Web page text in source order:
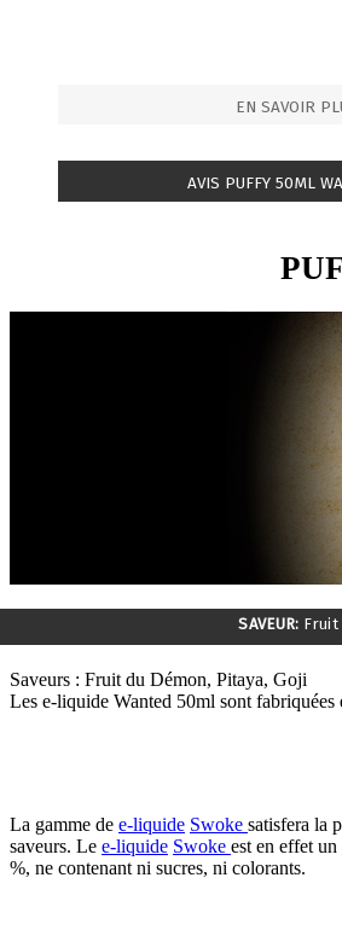
EN SAVOIR
AVIS PUFFY 50ML
SAVEUR: Fruit
Saveurs : Fruit du Démon, Pitaya, Goji
Les e-liquide Wanted 50ml sont
La gamme de e-liquide Swoke satisfera la
saveurs. Le e-liquide Swoke est en effet un
%, ne contenant ni sucres, ni colorants.